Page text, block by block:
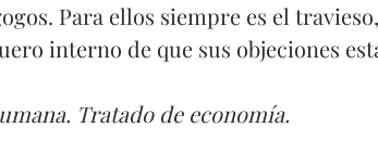
Para ellos siempre es el
interno de que sus objeciones
Tratado de economía.